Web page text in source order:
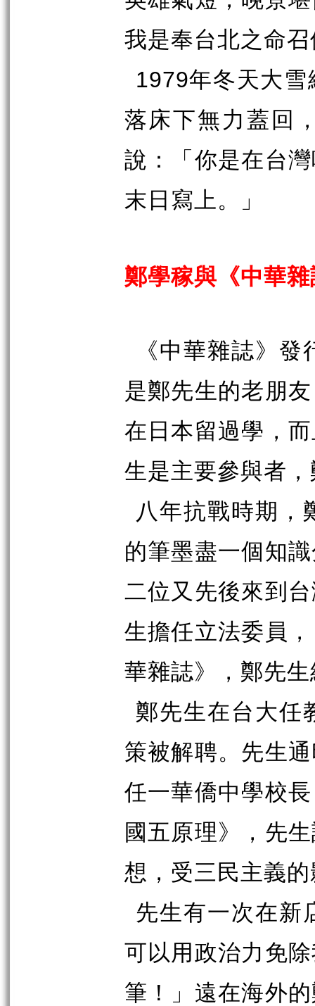
我是奉台北之命
1979年冬天大雪
落床下無力蓋回
說：「你是在台
末日寫上。」
鄭學稼與《中華
《中華雜誌》
是鄭先生的老朋
在日本留過學，
生是主要參與者
八年抗戰時期，
的筆墨盡一個知
二位又先後來到
生擔任立法委員
華雜誌》，鄭先
鄭先生在台大任
策被解聘。先生
任一華僑中學校
國五原理》，先
想，受三民主義
先生有一次在新
可以用政治力免
筆！」遠在海外